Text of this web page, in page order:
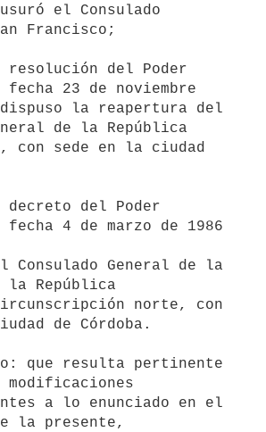
el Consulado
Francisco;
del Poder
23 de noviembre
la reapertura del
de la República
con sede en la ciudad
4 de marzo de 1986
Consulado General de la
la República
norte, con
de Córdoba.
a lo enunciado en el
la presente,